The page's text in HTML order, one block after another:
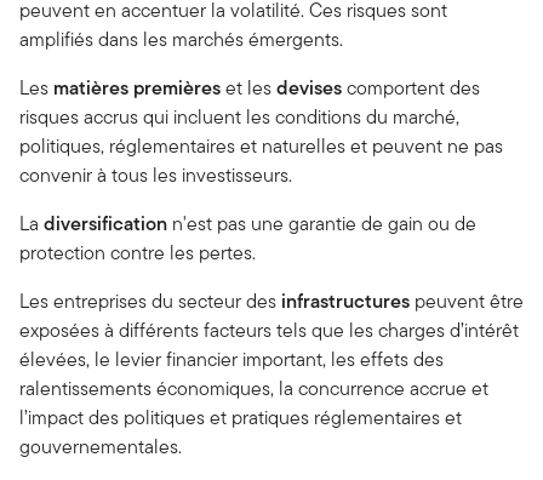
peuvent en accentuer la volatilité. Ces risques sont
amplifiés dans les marchés émergents.
Les matières premièreset lesdevisescomportent des
risques accrus qui incluent les conditions du marché,
politiques, réglementaires et naturelles et peuvent ne pas
convenir à tous les investisseurs.
La diversification n'est pas une garantie de gain ou de
protection contre les pertes.
Les entreprises du secteur des infrastructures peuvent être
exposées à différents facteurs tels que les charges d’intérêt
élevées, le levier financier important, les effets des
ralentissements économiques, la concurrence accrue et
l’impact des politiques et pratiques réglementaires et
gouvernementales.